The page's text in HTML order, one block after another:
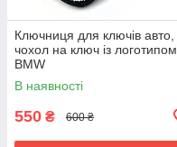
Ключниця для ключів авто,
чохол на ключ із логотипом
BMW
В наявності
550 ₴ 600 ₴